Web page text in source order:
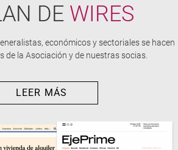
DE WIRES
económicos y sectoriales se hacen
de la Asociación y de nuestras socias.
LEER MÁS